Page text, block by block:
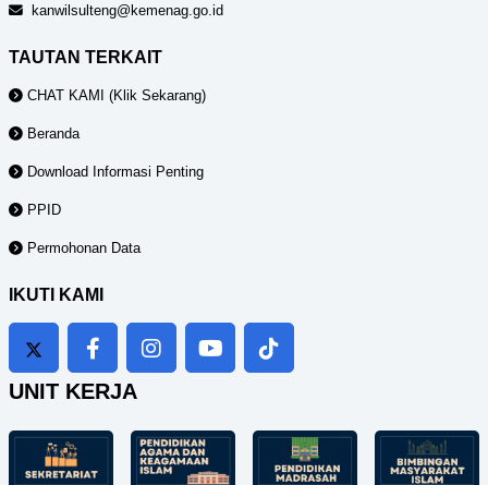
kanwilsulteng@kemenag.go.id
TAUTAN TERKAIT
CHAT KAMI (Klik Sekarang)
Beranda
Download Informasi Penting
PPID
Permohonan Data
IKUTI KAMI
UNIT KERJA